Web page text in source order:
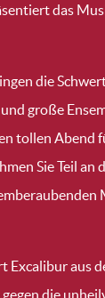
das
die
große
tollen Abend
Sie Teil an
Excalibur aus
die